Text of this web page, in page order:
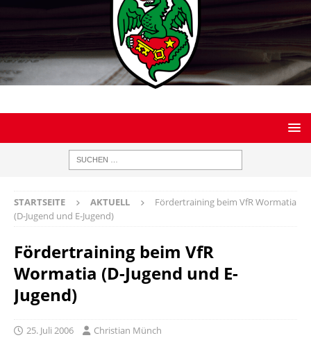
STARTSEITE AKTUELL
Fördertraining beim VfR Wormatia
(D-Jugend und E-Jugend)
Fördertraining beim VfR
Wormatia (D-Jugend und E-
Jugend)
25. Juli 2006 Christian Münch